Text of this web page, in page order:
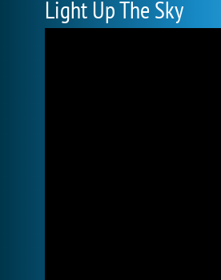
Light Up The Sky